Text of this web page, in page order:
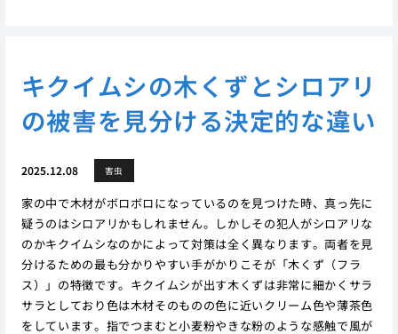
キクイムシの木くずとシロアリ
の被害を見分ける決定的な違い
2025.12.08 害虫
家の中で木材がボロボロになっているのを見つけた時、真っ先に
疑うのはシロアリかもしれません。しかしその犯人がシロアリな
のかキクイムシなのかによって対策は全く異なります。両者を見
分けるための最も分かりやすい手がかりこそが「木くず（フラ
ス）」の特徴です。キクイムシが出す木くずは非常に細かくサラ
サラとしており色は木材そのものの色に近いクリーム色や薄茶色
をしています。指でつまむと小麦粉やきな粉のような感触で風が